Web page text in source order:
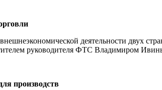
деятельности двух
руководителя ФТС Владимиром
производств